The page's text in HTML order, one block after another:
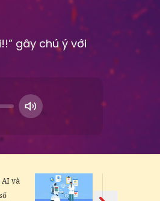
gây chú ý với
AI và